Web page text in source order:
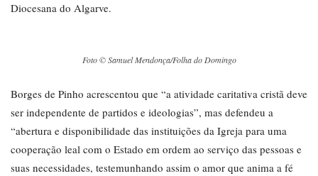
Diocesana do Algarve.
Foto © Samuel Mendonça/Folha do Domingo
Borges de Pinho acrescentou que “a atividade caritativa cristã deve
ser independente de partidos e ideologias”, mas defendeu a
“abertura e disponibilidade das instituições da Igreja para uma
cooperação leal com o Estado em ordem ao serviço das pessoas e
suas necessidades, testemunhando assim o amor que anima a fé